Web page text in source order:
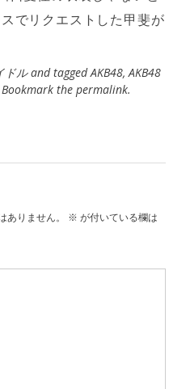
でリクエストした甲斐が
ドルand taggedAKB48,AKB48
the permalink.
りません。
※ が付いている欄は